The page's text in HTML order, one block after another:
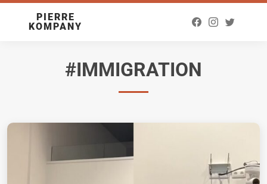
PIERRE
KOMPANY
#IMMIGRATION